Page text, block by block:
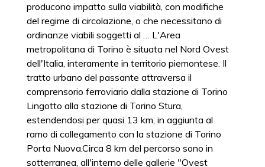
producono impatto sulla viabilità, con modifiche
del regime di circolazione, o che necessitano di
ordinanze viabili soggetti al … L'Area
metropolitana di Torino è situata nel Nord Ovest
dell'Italia, interamente in territorio piemontese. Il
tratto urbano del passante attraversa il
comprensorio ferroviario dalla stazione di Torino
Lingotto alla stazione di Torino Stura,
estendendosi per quasi 13 km, in aggiunta al
ramo di collegamento con la stazione di Torino
Porta Nuova.Circa 8 km del percorso sono in
sotterranea, all'interno delle gallerie "Ovest